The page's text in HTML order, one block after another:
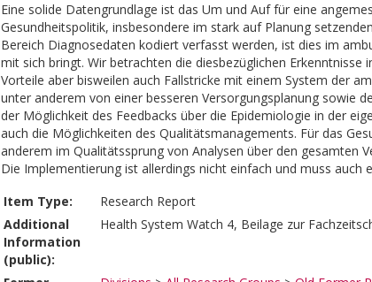
Eine solide Datengrundlage ist das Um und Auf für eine
Gesundheitspolitik, insbesondere im stark auf Planung
Bereich Diagnosedaten kodiert verfasst werden, ist dies im
mit sich bringt. Wir betrachten die diesbezüglichen
Vorteile aber bisweilen auch Fallstricke mit einem System der
unter anderem von einer besseren Versorgungsplanung sowie
der Möglichkeit des Feedbacks über die Epidemiologie in der
auch die Möglichkeiten des Qualitätsmanagements. Für das
anderem im Qualitätssprung von Analysen über den gesamten
Die Implementierung ist allerdings nicht einfach und muss auch
Item Type:
Research Report
Additional
Information
(public):
Health System Watch 4, Beilage zur